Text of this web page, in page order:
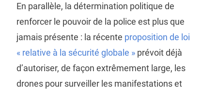
En parallèle, la détermination politique de
renforcer le pouvoir de la police est plus que
jamais présente : la récente proposition de loi
« relative à la sécurité globale »prévoit déjà
d’autoriser, de façon extrêmement large, les
drones pour surveiller les manifestations et